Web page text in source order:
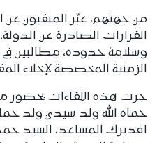
من جهتهم، عبّر المنقبون
القرارات الصادرة عن
وسلامة حدوده، مطالبين في
الزمنية المخصصة لإخلاء
جرت هذه اللقاءات بحضور
حماه الله ولد سيدي ولد
افديرك المساعد، السيد